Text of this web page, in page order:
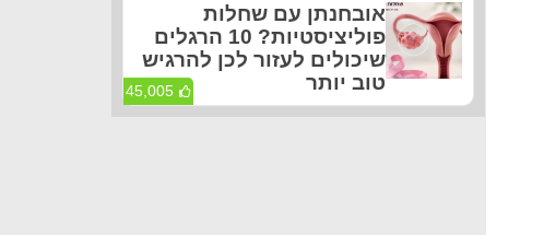
אובחנתן עם שחלות
פוליציסטיות? 10 הרגלים
שיכולים לעזור לכן להרגיש
טוב יותר
45,005